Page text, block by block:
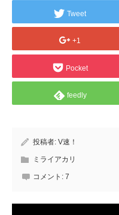
Tweet
+1
Pocket
feedly
投稿者: V速！
ミライアカリ
コメント: 7